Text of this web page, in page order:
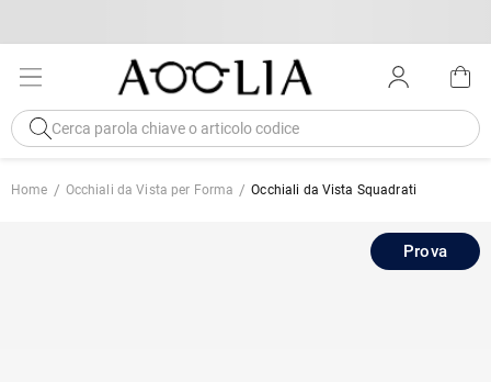
Home Occhiali da Vista per Forma Occhiali da Vista Squadrati
Prova